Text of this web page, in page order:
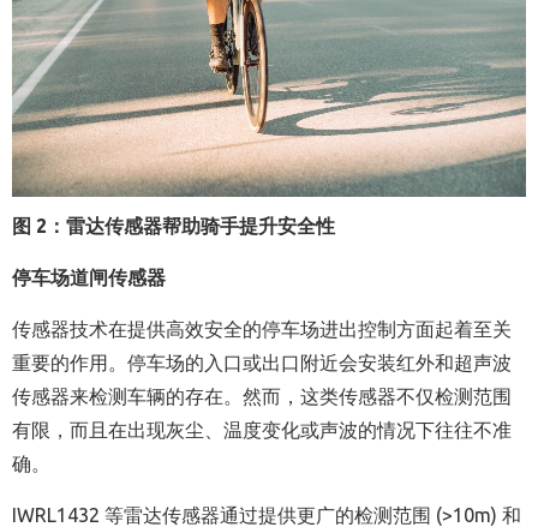
图 2 ：雷达传感器帮助骑手提升安全性
停车场道闸传感器
传感器技术在提供高效安全的停车场进出控制方面起着至关
重要的作用。停车场的入口或出口附近会安装红外和超声波
传感器来检测车辆的存在。然而，这类传感器不仅检测范围
有限，而且在出现灰尘、温度变化或声波的情况下往往不准
确。
IWRL1432 等雷达传感器通过提供更广的检测范围 (>10m) 和